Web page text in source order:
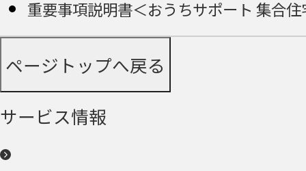
重要事項説明書＜おうちサポート 集合
ページトップへ戻る
サービス情報